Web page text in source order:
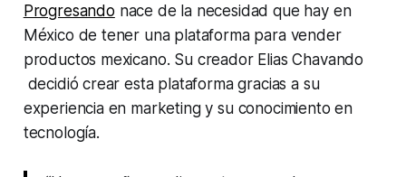
Progresando nace de la necesidad que hay en
México de tener una plataforma para vender
productos mexicano. Su creador Elias Chavando
decidió crear esta plataforma gracias a su
experiencia en marketing y su conocimiento en
tecnología.